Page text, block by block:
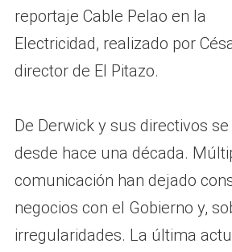
reportaje Cable Pelao en la
Electricidad, realizado por
director de El Pitazo.
De Derwick y sus directivos
desde hace una década.
comunicación han dejado
negocios con el Gobierno y,
irregularidades. La última